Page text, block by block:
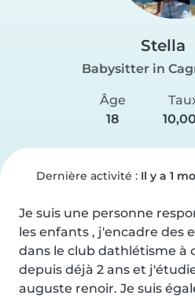
Stella
Babysitter in
Âge
18
Dernière activité : Il y a 1
Je suis une personne
les enfants , j'encadre des
dans le club dathlétisme à
depuis déjà 2 ans et
auguste renoir. Je suis